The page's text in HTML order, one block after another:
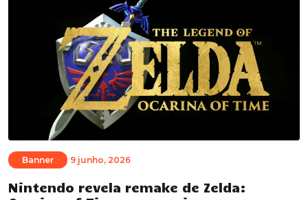
Banner 9 junho, 2026
Nintendo revela remake de Zelda: